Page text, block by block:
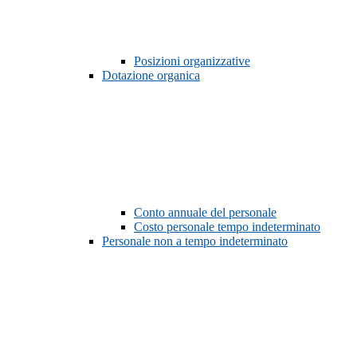
Posizioni organizzative
Dotazione organica
Conto annuale del personale
Costo personale tempo indeterminato
Personale non a tempo indeterminato